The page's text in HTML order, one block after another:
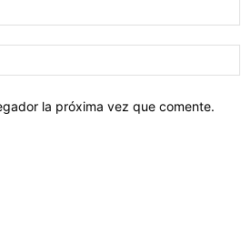
la próxima vez que comente.